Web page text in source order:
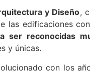
y Diseño,
las edificaciones
ser reconocidas
y únicas.
con los